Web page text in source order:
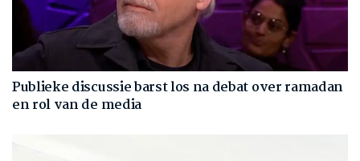
Publieke discussie barst los na debat over ramadan
en rol van de media